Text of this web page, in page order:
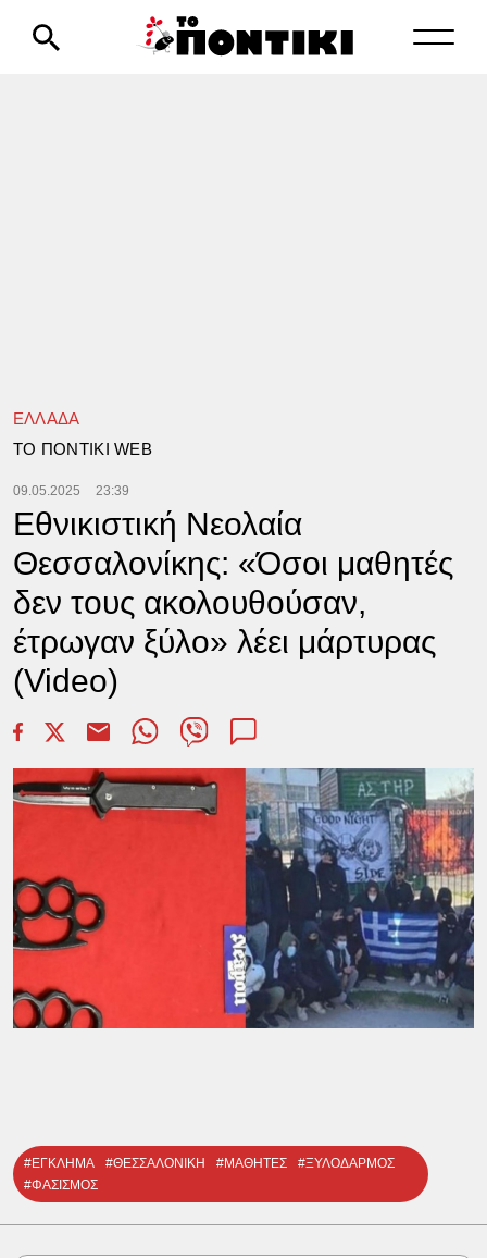
ΕΛΛΑΔΑ
TΟ ΠΟΝΤΙΚΙ WEB
09.05.2025 23:39
Εθνικιστική Νεολαία
Θεσσαλονίκης: «Όσοι μαθητές
δεν τους ακολουθούσαν,
έτρωγαν ξύλο» λέει μάρτυρας
(Video)
#ΕΓΚΛΗΜΑ #ΘΕΣΣΑΛΟΝΙΚΗ #ΜΑΘΗΤΕΣ
#ΞΥΛΟΔΑΡΜΟΣ
#ΦΑΣΙΣΜΟΣ